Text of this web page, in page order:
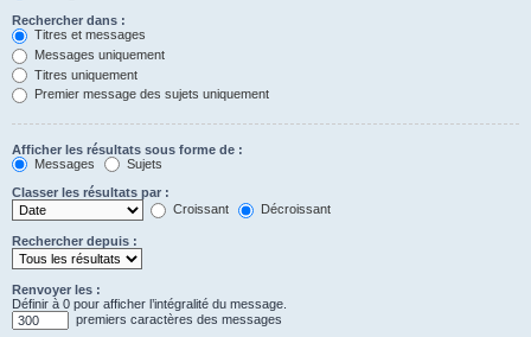
Rechercher dans :
Titres et messages
Messages uniquement
Titres uniquement
Premier message des sujets uniquement
Afficher les résultats sous forme de :
Messages
Sujets
Classer les résultats par :
Croissant
Décroissant
Rechercher depuis :
Renvoyer les :
Définir à 0 pour afficher l’intégralité du message.
premiers caractères des messages